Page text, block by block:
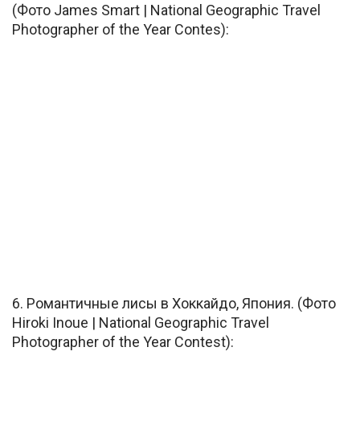
(Фото James Smart | National Geographic Travel
Photographer of the Year Contes):
6. Романтичные лисы в Хоккайдо, Япония. (Фото
Hiroki Inoue | National Geographic Travel
Photographer of the Year Contest):